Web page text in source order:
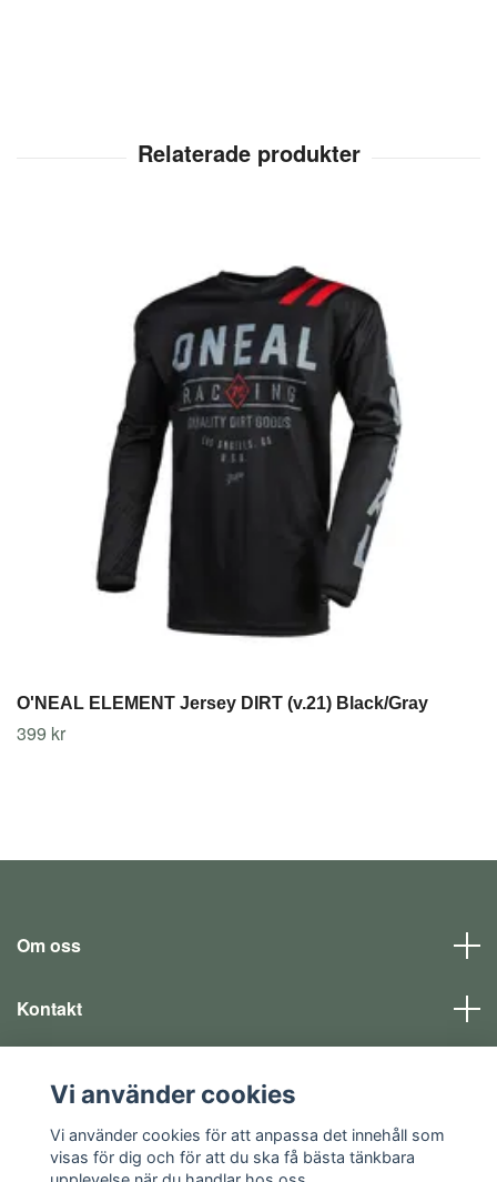
O'NEAL ELEMENT Jersey DIRT (v.21) Black/Gray
399 kr
Om oss
Kontakt
Sociala medier
Vi använder cookies
Vi använder cookies för att anpassa det innehåll som
visas för dig och för att du ska få bästa tänkbara